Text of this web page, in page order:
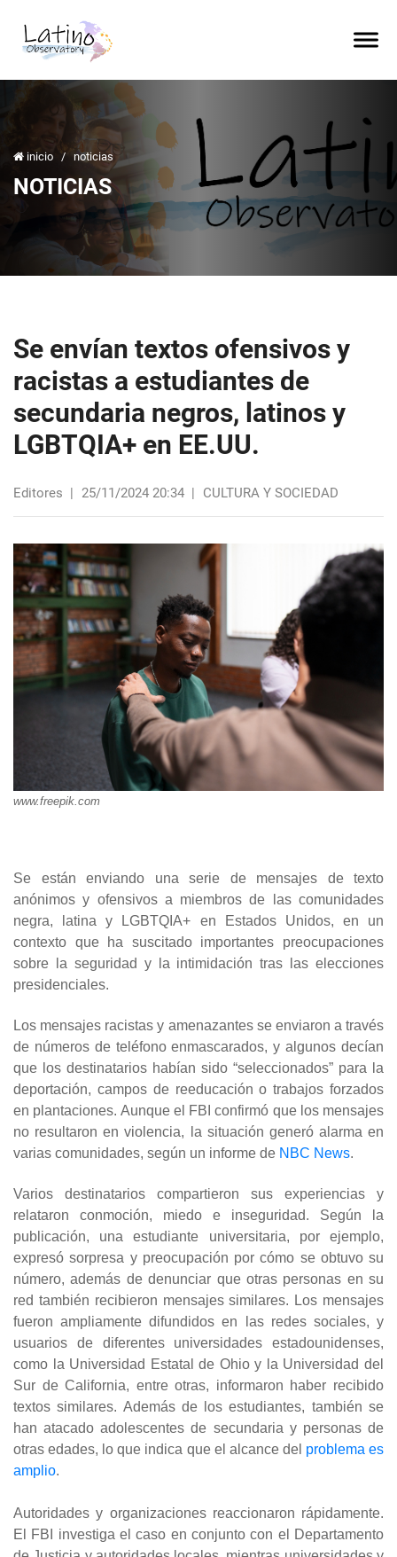
inicio / noticias
NOTICIAS
Se envían textos ofensivos y
racistas a estudiantes de
secundaria negros, latinos y
LGBTQIA+ en EE.UU.
Editores | 25/11/2024 20:34 | CULTURA Y SOCIEDAD
www.freepik.com
Se están enviando una serie de mensajes de texto
anónimos y ofensivos a miembros de las comunidades
negra, latina y LGBTQIA+ en Estados Unidos, en un
contexto que ha suscitado importantes preocupaciones
sobre la seguridad y la intimidación tras las elecciones
presidenciales.
Los mensajes racistas y amenazantes se enviaron a través
de números de teléfono enmascarados, y algunos decían
que los destinatarios habían sido “seleccionados” para la
deportación, campos de reeducación o trabajos forzados
en plantaciones. Aunque el FBI confirmó que los mensajes
no resultaron en violencia, la situación generó alarma en
varias comunidades, según un informe de NBC News.
Varios destinatarios compartieron sus experiencias y
relataron conmoción, miedo e inseguridad. Según la
publicación, una estudiante universitaria, por ejemplo,
expresó sorpresa y preocupación por cómo se obtuvo su
número, además de denunciar que otras personas en su
red también recibieron mensajes similares. Los mensajes
fueron ampliamente difundidos en las redes sociales, y
usuarios de diferentes universidades estadounidenses,
como la Universidad Estatal de Ohio y la Universidad del
Sur de California, entre otras, informaron haber recibido
textos similares. Además de los estudiantes, también se
han atacado adolescentes de secundaria y personas de
otras edades, lo que indica que el alcance del problema es
amplio.
Autoridades y organizaciones reaccionaron rápidamente.
El FBI investiga el caso en conjunto con el Departamento